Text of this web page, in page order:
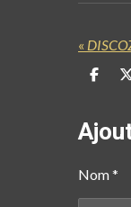
«
P
t
a
r
t
a
Nom *